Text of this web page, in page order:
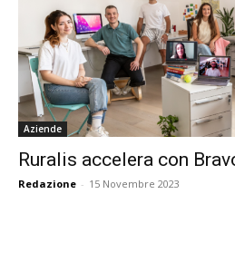
Aziende
Ruralis accelera con
Redazione - 15 Novembre 2023